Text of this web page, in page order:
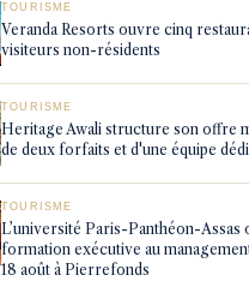
TOURISME
Veranda Resorts ouvre cinq
visiteurs non-résidents
TOURISME
Heritage Awali structure son offre
de deux forfaits et d'une équipe
TOURISME
L’université Paris-Panthéon-Assas
formation exécutive au
18 août à Pierrefonds